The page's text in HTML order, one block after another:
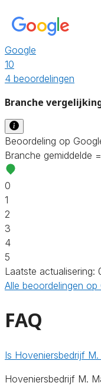
Google
10
4 beoordelingen
Branche
Beoordeling op
Branche gemiddelde
0
1
2
3
4
5
Laatste actualisering:
Alle beoordelingen op
FAQ
Is Hoveniersbedrijf
Hoveniersbedrijf M.